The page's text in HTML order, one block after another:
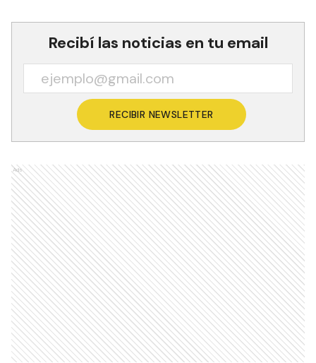
Recibí las noticias en tu email
RECIBIR NEWSLETTER
Ads